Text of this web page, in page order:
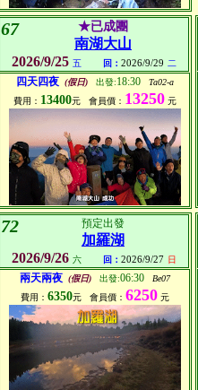
67 ★已成團
南湖大山
2026/9/25 五 回： 2026/9/29 二
四天四夜 (假日) 出發:18:30
Ta02-a
費用： 13400元 會員價： 13250元
72 預定出發
加羅湖
2026/9/26 六 回： 2026/9/27 日
兩天兩夜 (假日) 出發:06:30
Be07
費用： 6350元 會員價： 6250元